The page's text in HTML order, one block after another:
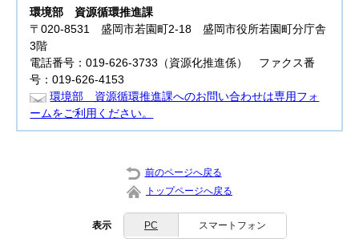
環境部 資源循環推進課
〒020-8531 盛岡市若園町2-18 盛岡市役所若園町分庁舎
3階
電話番号：019-626-3733（資源化推進係） ファクス番
号：019-626-4153
環境部 資源循環推進課へのお問い合わせは専用フォ
ームをご利用ください。
前のページへ戻る
トップページへ戻る
表示 PC スマートフォン